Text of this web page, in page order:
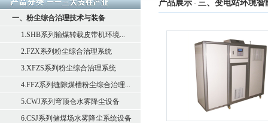
一、粉尘综合治理技术与装备
1.SHB系列输煤转载皮带机环境...
2.FZX系列粉尘综合治理系统
3.XFZS系列粉尘综合治理系统
4.FFZ系列缝隙煤槽粉尘综合治理...
5.CWJ系列穹顶仓水雾降尘设备
6.CSJ系列储煤场水雾降尘系统设备
产品展示 - 三、变电站环境智